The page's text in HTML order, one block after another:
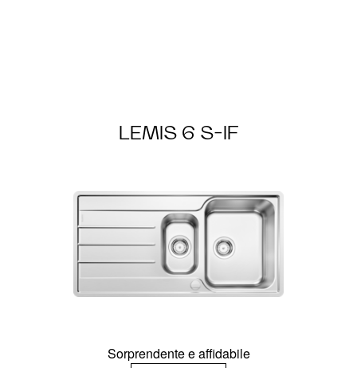
LEMIS 6 S-IF
Sorprendente e affidabile